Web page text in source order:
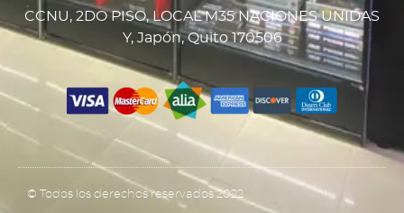
CCNU, 2DO PISO, LOCAL M35 NACIONES UNIDAS
Y, Japón, Quito 170506
© Todos los derechos reservados 2022